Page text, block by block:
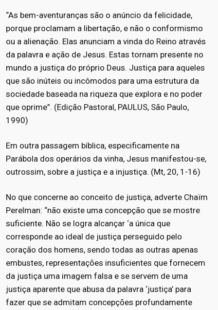
“As bem-aventuranças são o anúncio da felicidade,
porque proclamam a libertação, e não o conformismo
ou a alienação. Elas anunciam a vinda do Reino através
da palavra e ação de Jesus. Estas tornam presente no
mundo a justiça do próprio Deus. Justiça para aqueles
que são inúteis ou incômodos para uma estrutura da
sociedade baseada na riqueza que explora e no poder
que oprime”. (Edição Pastoral, PAULUS, São Paulo,
1990)
Em outra passagem bíblica, especificamente na
Parábola dos operários da vinha, Jesus manifestou-se,
outrossim, sobre a justiça e a injustiça. (Mt, 20, 1-16)
No que concerne ao conceito de justiça, adverte Chaïm
Perelman: “não existe uma concepção que se mostre
suficiente. Não se logra alcançar ‘a única que
corresponde ao ideal de justiça perseguido pelo
coração dos homens, sendo todas as outras apenas
embustes, representações insuficientes que fornecem
da justiça uma imagem falsa e se servem de uma
justiça aparente que abusa da palavra ‘justiça’ para
fazer que se admitam concepções profundamente